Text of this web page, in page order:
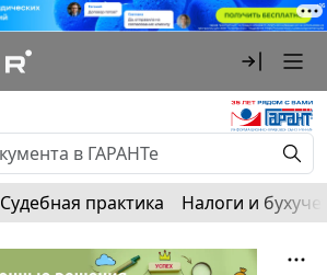
Судебная практика Налоги и